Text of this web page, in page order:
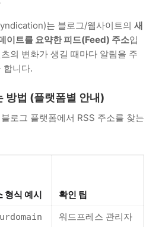
는 블로그/웹사이트의 새
이트를 요약한 피드(Feed) 주소입
의 변화가 생길 때마다 알림을 주
합니다.
방법 (플랫폼별 안내)
로그 플랫폼에서 RSS 주소를 찾는
형식 예시
확인 팁
워드프레스 관리자